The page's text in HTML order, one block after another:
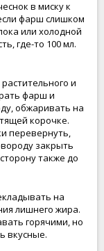
в миску к
фарш слишком
или холодной
где-то 100 мл.
и
фарш и
обжаривать на
корочке.
перевернуть,
закрыть
также до
на
лишнего жира.
горячими, но
вкусные.